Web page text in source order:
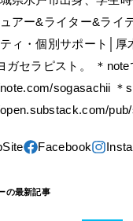
アー&ライター&ライ
ィ・個別サポート│
ガセラピスト。 ＊
sogasachii ＊